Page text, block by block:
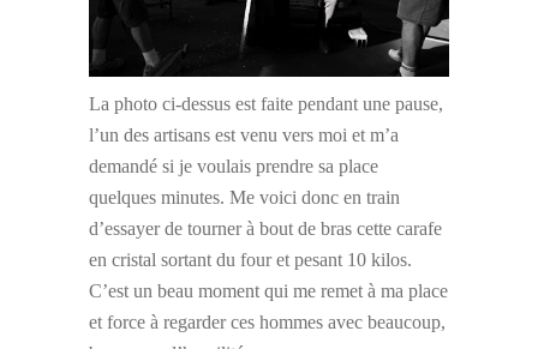
La photo ci-dessus est faite pendant une pause,
l’un des artisans est venu vers moi et m’a
demandé si je voulais prendre sa place
quelques minutes. Me voici donc en train
d’essayer de tourner à bout de bras cette carafe
en cristal sortant du four et pesant 10 kilos.
C’est un beau moment qui me remet à ma place
et force à regarder ces hommes avec beaucoup,